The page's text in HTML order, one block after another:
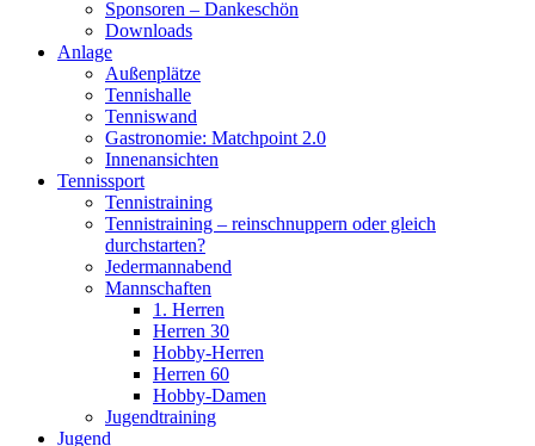
Sponsoren – Dankeschön
Downloads
Anlage
Außenplätze
Tennishalle
Tenniswand
Gastronomie: Matchpoint 2.0
Innenansichten
Tennissport
Tennistraining
Tennistraining – reinschnuppern oder gleich
durchstarten?
Jedermannabend
Mannschaften
1. Herren
Herren 30
Hobby-Herren
Herren 60
Hobby-Damen
Jugendtraining
Jugend